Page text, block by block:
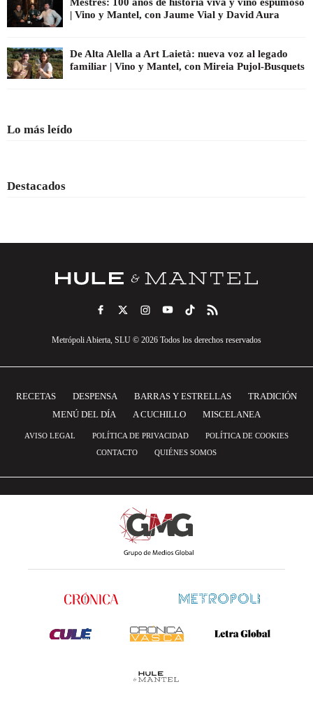
| Vino y Mantel, con Jaume Vial y David Aura
De Alta Alella a Art Laietà: nueva voz al legado
familiar | Vino y Mantel, con Mireia Pujol-Busquets
Lo más leído
Destacados
Metrópoli Abierta, SLU © 2026 Todos los derechos reservados
RECETAS DESPENSA BARRAS Y ESTRELLAS
TRADICIÓN
MENÚ DEL DÍA
A CUCHILLO MISCELANEA
AVISO LEGAL POLÍTICA DE PRIVACIDAD
POLÍTICA DE COOKIES
CONTACTO
QUIÉNES SOMOS